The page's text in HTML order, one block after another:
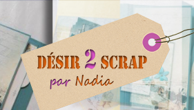
content